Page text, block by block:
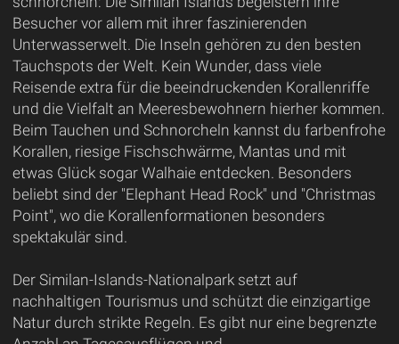
Besucher vor allem mit ihrer faszinierenden
Unterwasserwelt. Die Inseln gehören zu den besten
Tauchspots der Welt. Kein Wunder, dass viele
Reisende extra für die beeindruckenden Korallenriffe
und die Vielfalt an Meeresbewohnern hierher kommen.
Beim Tauchen und Schnorcheln kannst du farbenfrohe
Korallen, riesige Fischschwärme, Mantas und mit
etwas Glück sogar Walhaie entdecken. Besonders
beliebt sind der "Elephant Head Rock" und "Christmas
Point", wo die Korallenformationen besonders
spektakulär sind.
Der Similan-Islands-Nationalpark setzt auf
nachhaltigen Tourismus und schützt die einzigartige
Natur durch strikte Regeln. Es gibt nur eine begrenzte